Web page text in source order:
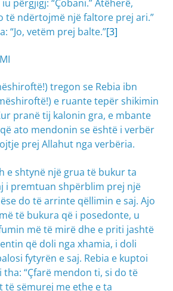
përgjigj: “Çobani.” Atëherë,
të ndërtojmë një faltore prej ari.”
“Jo, vetëm prej balte.”[3]
tregon se Rebia ibn
e ruante tepër shikimin
pranë tij kalonin gra, e mbante
ato mendonin se është i verbër
prej Allahut nga verbëria.
e shtynë një grua të bukur ta
i premtuan shpërblim prej një
do të arrinte qëllimin e saj. Ajo
të bukura që i posedonte, u
më të mirë dhe e priti jashtë
që doli nga xhamia, i doli
fytyrën e saj. Rebia e kuptoi
tha: “Çfarë mendon ti, si do të
të sëmurej me ethe e ta